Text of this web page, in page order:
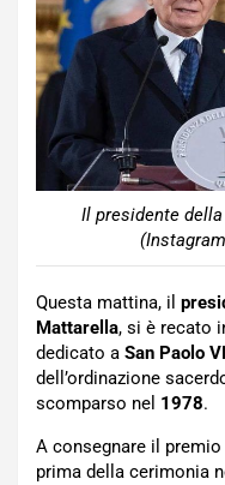
Il presidente
Questa mattina, il
Mattarella, si è recato
dedicato a San Paolo VI
dell’ordinazione
scomparso nel 1978.
A consegnare il
prima della cerimonia